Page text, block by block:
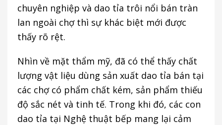
chuyên nghiệp và dao tỉa trôi nổi bán tràn
lan ngoài chợ thì sự khác biệt mới được
thấy rõ rệt.
Nhìn về mặt thẩm mỹ, đã có thể thấy chất
lượng vật liệu dùng sản xuất dao tỉa bán tại
các chợ có phẩm chất kém, sản phẩm thiếu
độ sắc nét và tinh tế. Trong khi đó, các con
dao tỉa tại Nghệ thuật bếp mang lại cảm